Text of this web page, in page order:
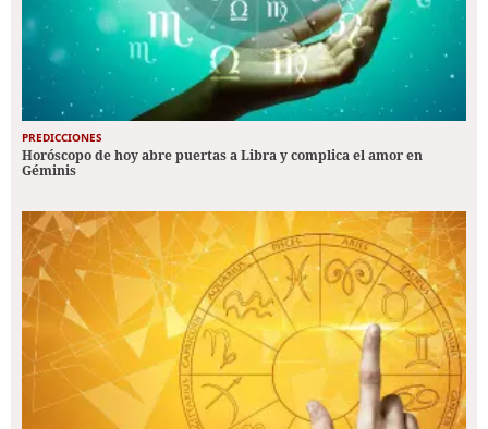
PREDICCIONES
Horóscopo de hoy abre puertas a Libra y complica el amor en
Géminis